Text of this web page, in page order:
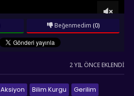
Beğenmedim (0)
2 YIL ÖNCE EKLENDI
Aksiyon Bilim Kurgu
Gerilim